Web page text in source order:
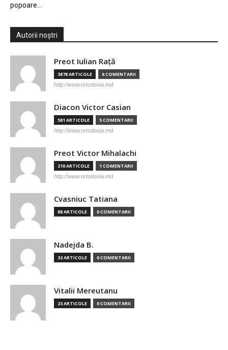
popoare…
Autorii noștri
Preot Iulian Raţă
3878 ARTICOLE 6 COMENTARII
http://www.ortodoxia.md
Diacon Victor Casian
581 ARTICOLE 5 COMENTARII
http://www.ortodoxia.md
Preot Victor Mihalachi
210 ARTICOLE 1 COMENTARII
http://www.ortodoxia.md
Cvasniuc Tatiana
88 ARTICOLE 0 COMENTARII
Nadejda B.
32 ARTICOLE 0 COMENTARII
Vitalii Mereutanu
23 ARTICOLE 0 COMENTARII